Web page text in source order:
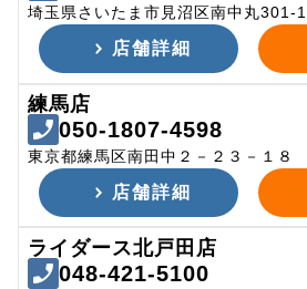
埼玉県さいたま市見沼区南中丸301-1
店舗詳細
練馬店
050-1807-4598
東京都練馬区南田中２－２３－１８
店舗詳細
ライダース北戸田店
048-421-5100